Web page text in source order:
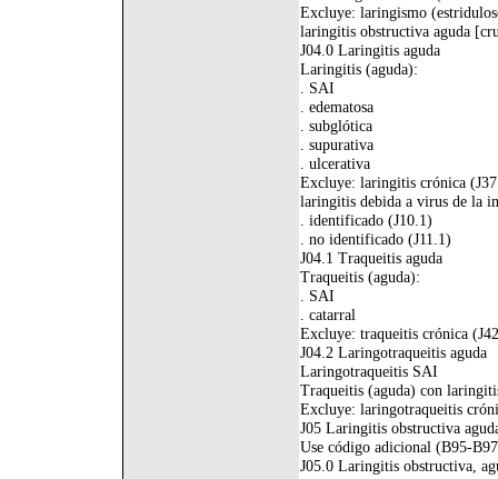
Excluye: laringismo
laringitis obstructiva aguda
J04.0 Laringitis aguda
Laringitis (aguda):
. SAI
. edematosa
. subglótica
. supurativa
. ulcerativa
Excluye: laringitis crónica
laringitis debida a virus de la
. identificado (J10.1)
. no identificado (J11.1)
J04.1 Traqueitis aguda
Traqueitis (aguda):
. SAI
. catarral
Excluye: traqueitis crónica
J04.2 Laringotraqueitis aguda
Laringotraqueitis SAI
Traqueitis (aguda) con
Excluye: laringotraqueitis
J05 Laringitis obstructiva
Use código adicional (B95-
J05.0 Laringitis obstructiva,